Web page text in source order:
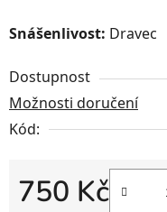
Snášenlivost: Dravec
Dostupnost
Možnosti doručení
Kód:
750 Kč